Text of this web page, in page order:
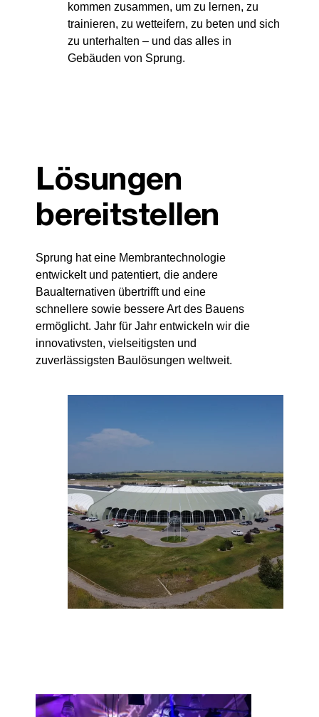
kommen zusammen, um zu lernen, zu
trainieren, zu wetteifern, zu beten und sich
zu unterhalten – und das alles in
Gebäuden von Sprung.
Lösungen
bereitstellen
Sprung hat eine Membrantechnologie
entwickelt und patentiert, die andere
Baualternativen übertrifft und eine
schnellere sowie bessere Art des Bauens
ermöglicht. Jahr für Jahr entwickeln wir die
innovativsten, vielseitigsten und
zuverlässigsten Baulösungen weltweit.